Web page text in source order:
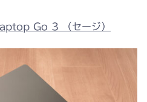
Go 3 （セージ）